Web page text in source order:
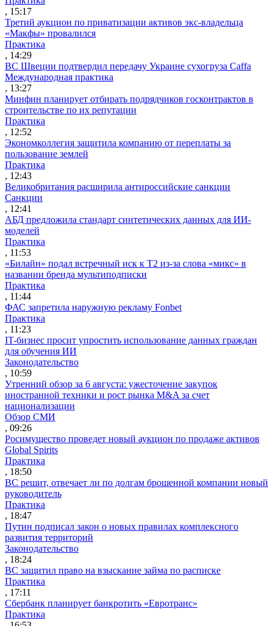
, 15:17
Третий аукцион по приватизации активов экс-владельца
«Макфы» провалился
Практика
, 14:29
ВС Швеции подтвердил передачу Украине сухогруза Caffa
Международная практика
, 13:27
Минфин планирует отбирать подрядчиков госконтрактов в
строительстве по их репутации
Практика
, 12:52
Экономколлегия защитила компанию от переплаты за
пользование землей
Практика
, 12:43
Великобритания расширила антироссийские санкции
Санкции
, 12:41
АБД предложила стандарт синтетических данных для ИИ-
моделей
Практика
, 11:53
«Билайн» подал встречный иск к Т2 из-за слова «микс» в
названии бренда мультиподписки
Практика
, 11:44
ФАС запретила наружную рекламу Fonbet
Практика
, 11:23
IT-бизнес просит упростить использование данных граждан
для обучения ИИ
Законодательство
, 10:59
Утренний обзор за 6 августа: ужесточение закупок
иностранной техники и рост рынка M&A за счет
национализации
Обзор СМИ
, 09:26
Росимущество проведет новый аукцион по продаже активов
Global Spirits
Практика
, 18:50
ВС решит, отвечает ли по долгам брошенной компании новый
руководитель
Практика
, 18:47
Путин подписал закон о новых правилах комплексного
развития территорий
Законодательство
, 18:24
ВС защитил право на взыскание займа по расписке
Практика
, 17:11
Сбербанк планирует банкротить «Евротранс»
Практика